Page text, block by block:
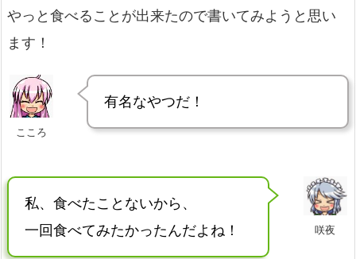
やっと食べることが出来たので書いてみようと思い
ます！
こころ
有名なやつだ！
咲夜
私、食べたことないから、
一回食べてみたかったんだよね！